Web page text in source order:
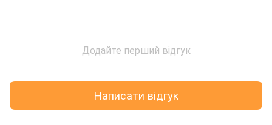
Додайте перший відгук
Написати відгук